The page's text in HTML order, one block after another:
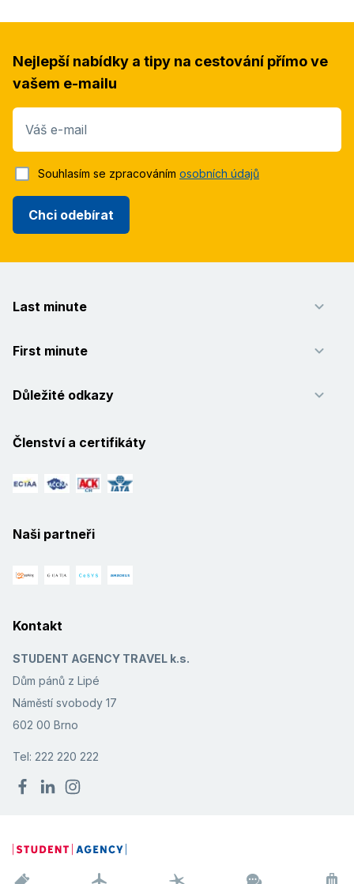
Nejlepší nabídky a tipy na cestování přímo ve
vašem e-mailu
Váš e-mail
Chci odebírat
Souhlasím se zpracováním osobních údajů
Last minute
First minute
Důležité odkazy
Členství a certifikáty
Naši partneři
Kontakt
STUDENT AGENCY TRAVEL k.s.
Dům pánů z Lipé
Náměstí svobody 17
602 00 Brno
Tel: 222 220 222